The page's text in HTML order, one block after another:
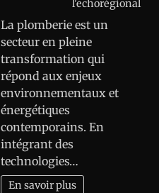
l'echorégional
La plomberie est un
secteur en pleine
transformation qui
répond aux enjeux
environnementaux et
énergétiques
contemporains. En
intégrant des
technologies…
En savoir plus